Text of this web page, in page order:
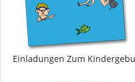
Einladungen Zum